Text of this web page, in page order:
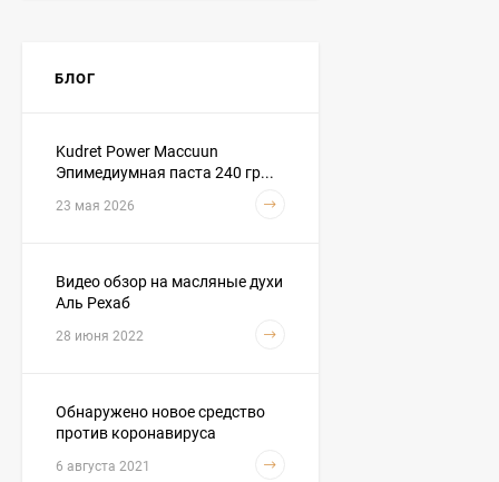
Hemani - Масло Усьмы
249₽
БЛОГ
Kudret Power Maccuun
Эпимедиумная паста 240 гр...
23 мая 2026
Видео обзор на масляные духи
Аль Рехаб
28 июня 2022
Обнаружено новое средство
против коронавируса
6 августа 2021